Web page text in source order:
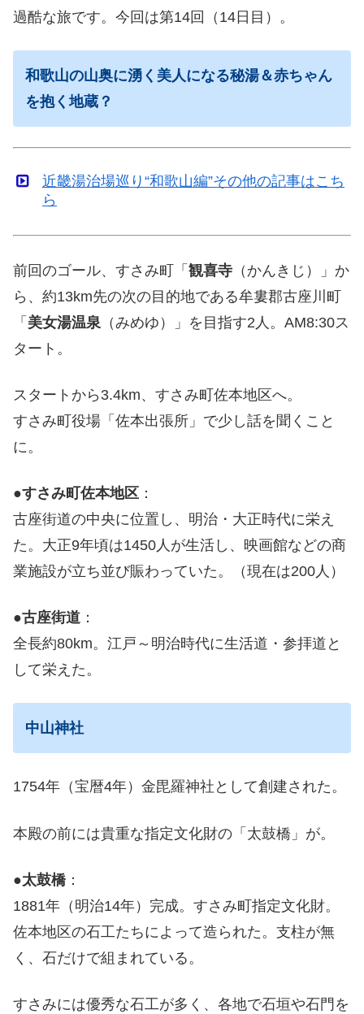
過酷な旅です。今回は第14回（14日目）。
和歌山の山奥に湧く美人になる秘湯＆赤ちゃん
を抱く地蔵？
近畿湯治場巡り“和歌山編”その他の記事はこち
ら
前回のゴール、すさみ町「 観喜寺 （かんきじ）」か
ら、約13km先の次の目的地である牟婁郡古座川町
「 美女湯温泉 （みめゆ）」を目指す2人。AM8:30ス
タート。
スタートから3.4km、すさみ町佐本地区へ。
すさみ町役場「佐本出張所」で少し話を聞くこと
に。
●すさみ町佐本地区 ：
古座街道の中央に位置し、明治・大正時代に栄え
た。大正9年頃は1450人が生活し、映画館などの商
業施設が立ち並び賑わっていた。（現在は200人）
●古座街道 ：
全長約80km。江戸～明治時代に生活道・参拝道と
して栄えた。
中山神社
1754年（宝暦4年）金毘羅神社として創建された。
本殿の前には貴重な指定文化財の「太鼓橋」が。
●太鼓橋：
1881年（明治14年）完成。すさみ町指定文化財。
佐本地区の石工たちによって造られた。支柱が無
く、石だけで組まれている。
すさみには優秀な石工が多く、各地で石垣や石門を